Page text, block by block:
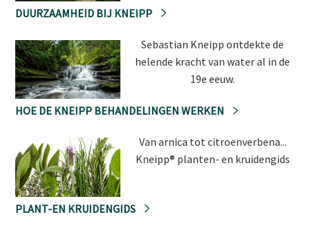
DUURZAAMHEID BIJ KNEIPP
Sebastian Kneipp ontdekte de
helende kracht van water al in de
19e eeuw.
HOE DE KNEIPP BEHANDELINGEN WERKEN
Van arnica tot citroenverbena...
Kneipp® planten- en kruidengids
PLANT-EN KRUIDENGIDS